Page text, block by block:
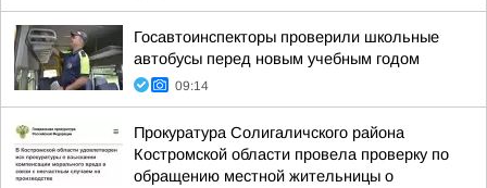
Госавтоинспекторы проверили школьные
автобусы перед новым учебным годом
09:14
Прокуратура Солигаличского района
Костромской области провела проверку по
обращению местной жительницы о